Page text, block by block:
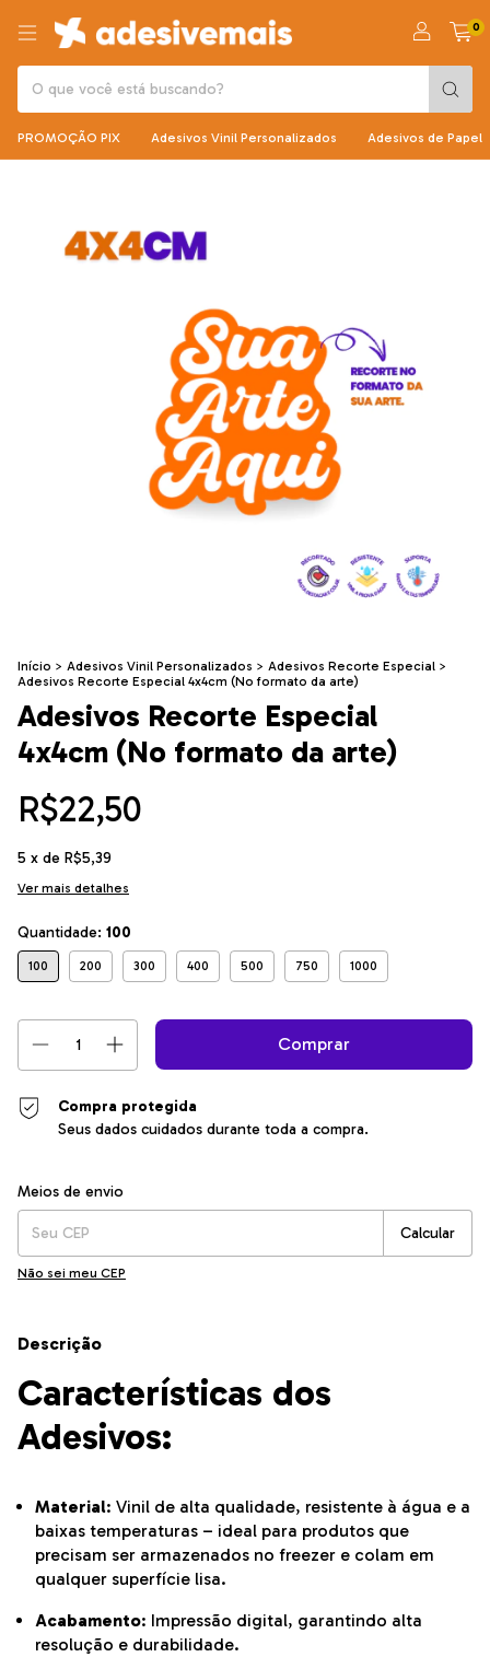
0
PROMOÇÃO PIX Adesivos Vinil Personalizados Adesivos de Papel
Início > Adesivos Vinil Personalizados > Adesivos Recorte Especial >
Adesivos Recorte Especial 4x4cm (No formato da arte)
Adesivos Recorte Especial
4x4cm (No formato da arte)
R$22,50
5 x de R$5,39
Ver mais detalhes
Quantidade: 100
100 200 300 400 500 750 1000
Compra protegida
Seus dados cuidados durante toda a compra.
Entregas para o CEP:
Meios de envio
Calcular
Não sei meu CEP
Descrição
Características dos
Adesivos:
Material: Vinil de alta qualidade, resistente à água e a
baixas temperaturas – ideal para produtos que
precisam ser armazenados no freezer e colam em
qualquer superfície lisa.
Acabamento: Impressão digital, garantindo alta
resolução e durabilidade.